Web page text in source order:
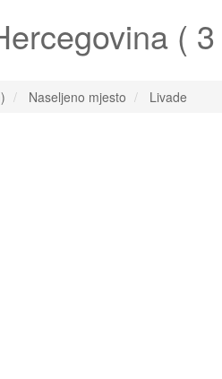
(
Naseljeno mjesto Livade